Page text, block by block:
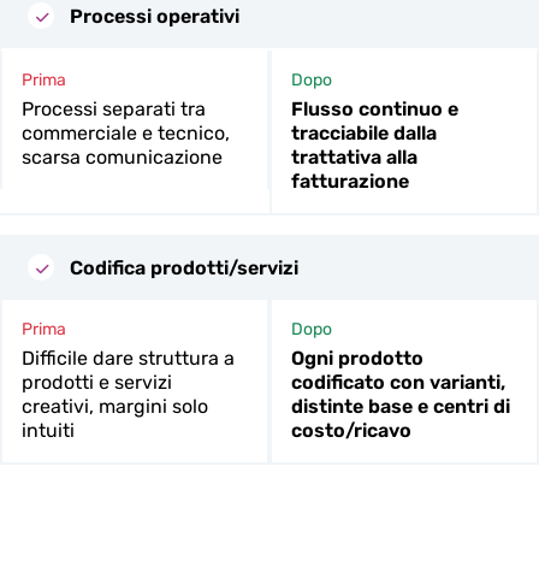
Processi operativi
Prima
Processi separati tra
commerciale e tecnico,
scarsa comunicazione
Dopo
Flusso continuo e
tracciabile dalla
trattativa alla
fatturazione
Codifica prodotti/servizi
Prima
Difficile dare struttura a
prodotti e servizi
creativi, margini solo
intuiti
Dopo
Ogni prodotto
codificato con varianti,
distinte base e centri di
costo/ricavo